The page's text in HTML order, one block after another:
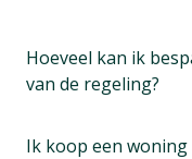
Hoeveel kan ik
van de regeling?
Ik koop een